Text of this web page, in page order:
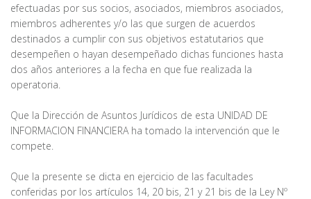
efectuadas por sus socios, asociados, miembros asociados,
miembros adherentes y/o las que surgen de acuerdos
destinados a cumplir con sus objetivos estatutarios que
desempeñen o hayan desempeñado dichas funciones hasta
dos años anteriores a la fecha en que fue realizada la
operatoria.
Que la Dirección de Asuntos Jurídicos de esta UNIDAD DE
INFORMACION FINANCIERA ha tomado la intervención que le
compete.
Que la presente se dicta en ejercicio de las facultades
conferidas por los artículos 14, 20 bis, 21 y 21 bis de la Ley Nº